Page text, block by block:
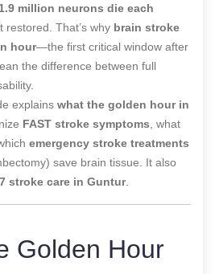
1.9 million neurons die each
restored. That’s why brain stroke
hour—the first critical window after
the difference between full
explains what the golden hour in
FAST stroke symptoms , what
emergency stroke treatments
save brain tissue. It also
stroke care in Guntur.
Golden Hour